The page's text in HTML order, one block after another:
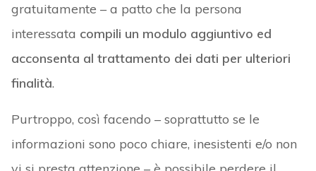
gratuitamente – a patto che la persona
interessata compili un modulo aggiuntivo ed
acconsenta al trattamento dei dati per ulteriori
finalità.
Purtroppo, così facendo – soprattutto se le
informazioni sono poco chiare, inesistenti e/o non